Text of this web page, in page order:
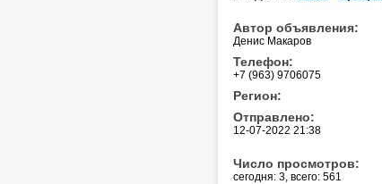
Автор объявления:
Денис Макаров
Телефон:
+7 (963) 9706075
Регион:
Отправлено:
12-07-2022 21:38
Число просмотров:
сегодня: 3, всего: 561